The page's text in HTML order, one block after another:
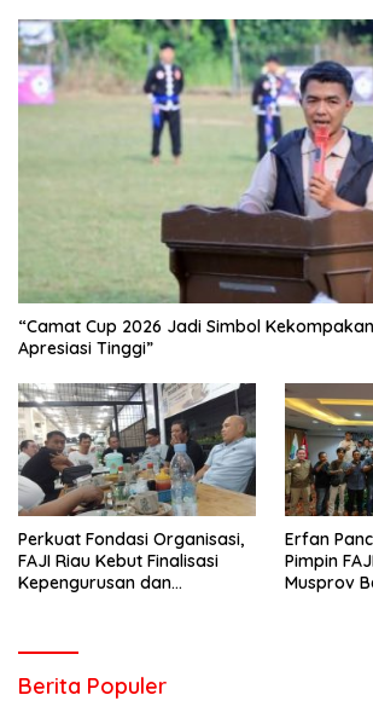
“Camat Cup 2026 Jadi Simbol
Apresiasi Tinggi”
Perkuat Fondasi Organisasi,
FAJI Riau Kebut Finalisasi
Kepengurusan dan
Erfan
Pimpin
Musprov
Berita Populer